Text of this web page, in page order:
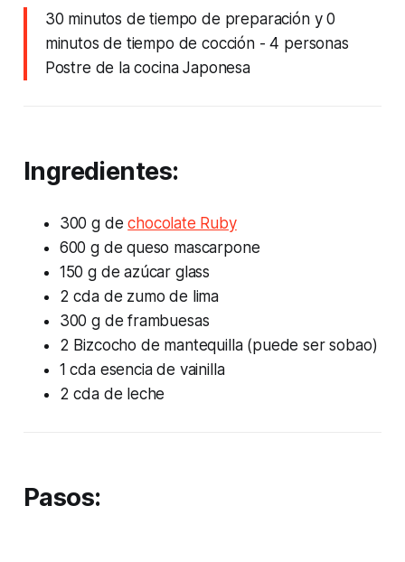
30 minutos de tiempo de preparación y 0
minutos de tiempo de cocción- 4 personas
Postre de la cocina Japonesa
Ingredientes:
300 g dechocolate Ruby
600 g de queso mascarpone
150 g de azúcar glass
2 cda de zumo de lima
300 g de frambuesas
2 Bizcocho de mantequilla (puede ser sobao)
1 cda esencia de vainilla
2 cda de leche
Pasos: